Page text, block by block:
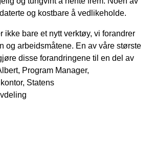
og kostbare å vedlikeholde.
ikke bare et nytt verktøy, vi forandrer
og arbeidsmåtene. En av våre største
disse forandringene til en del av
Program Manager,
Statens